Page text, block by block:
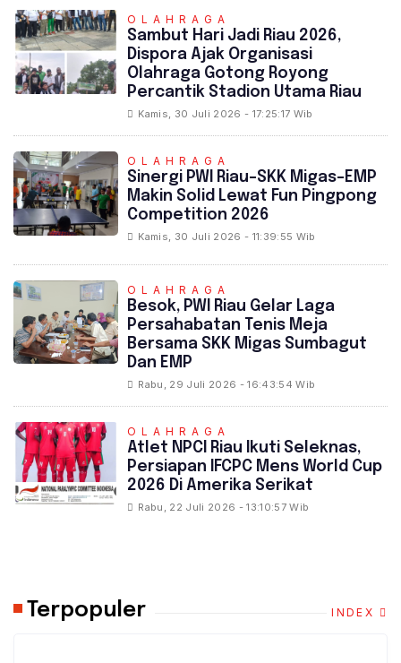
OLAHRAGA
Sambut Hari Jadi Riau 2026,
Dispora Ajak Organisasi
Olahraga Gotong Royong
Percantik Stadion Utama Riau
Kamis, 30 Juli 2026 - 17:25:17 Wib
OLAHRAGA
Sinergi PWI Riau–SKK Migas–EMP
Makin Solid Lewat Fun Pingpong
Competition 2026
Kamis, 30 Juli 2026 - 11:39:55 Wib
OLAHRAGA
Besok, PWI Riau Gelar Laga
Persahabatan Tenis Meja
Bersama SKK Migas Sumbagut
Dan EMP
Rabu, 29 Juli 2026 - 16:43:54 Wib
OLAHRAGA
Atlet NPCI Riau Ikuti Seleknas,
Persiapan IFCPC Mens World Cup
2026 Di Amerika Serikat
Rabu, 22 Juli 2026 - 13:10:57 Wib
Terpopuler INDEX